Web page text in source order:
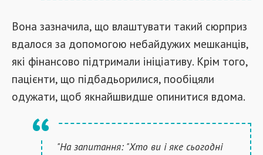
Вона зазначила, що влаштувати такий сюрприз
вдалося за допомогою небайдужих мешканців,
які фінансово підтримали ініціативу. Крім того,
пацієнти, що підбадьорилися, пообіцяли
одужати, щоб якнайшвидше опинитися вдома.
"На запитання: "Хто ви і яке сьогодні